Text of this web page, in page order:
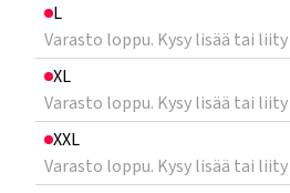
L
Varasto loppu. Kysy lisää tai
XL
Varasto loppu. Kysy lisää tai
XXL
Varasto loppu. Kysy lisää tai